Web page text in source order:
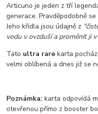
Articuno je jeden z tří
generace. Pravděpodobně
Jeho křídla jsou údajně z
vodu v ovzduší a proměnit ji
Tato ultra rare karta
velmi oblíbená a dnes již se
Poznámka: karta odpovídá
otevřenou přímo z booster